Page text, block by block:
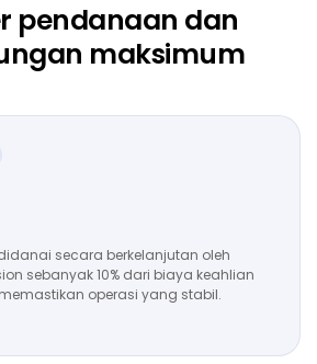
pendanaan dan
maksimum
secara berkelanjutan oleh
sebanyak 10% dari biaya keahlian
operasi yang stabil.